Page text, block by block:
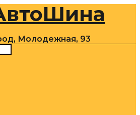
Молодежная, 93